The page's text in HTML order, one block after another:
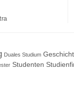
Duales Studium
Studenten